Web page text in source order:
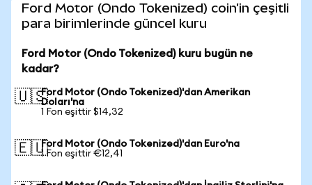
Ford Motor (Ondo Tokenized) coin'in çeşitli
para birimlerinde güncel kuru
Ford Motor (Ondo Tokenized) kuru bugün ne
kadar?
🇺🇸Ford Motor (Ondo Tokenized)'dan Amerikan
Doları'na
1 Fon eşittir $14,32
🇪🇺Ford Motor (Ondo Tokenized)'dan Euro'na
1 Fon eşittir €12,41